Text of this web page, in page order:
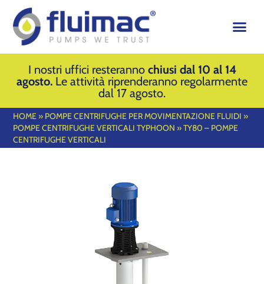
I nostri uffici resteranno chiusi dal 10 al 14
agosto. Le attività riprenderanno regolarmente
dal 17 agosto.
HOME » POMPE CENTRIFUGHE PER MOVIMENTAZIONE FLUIDI »
POMPE CENTRIFUGHE VERTICALI TYPHOON »TY80 – POMPE
CENTRIFUGHE VERTICALI